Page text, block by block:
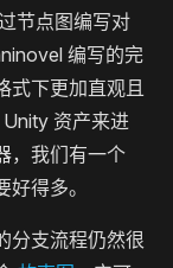
节点图编写对
编写的完
式下更加直观且
资产来进
，我们有一个
得多。
分支流程仍然很